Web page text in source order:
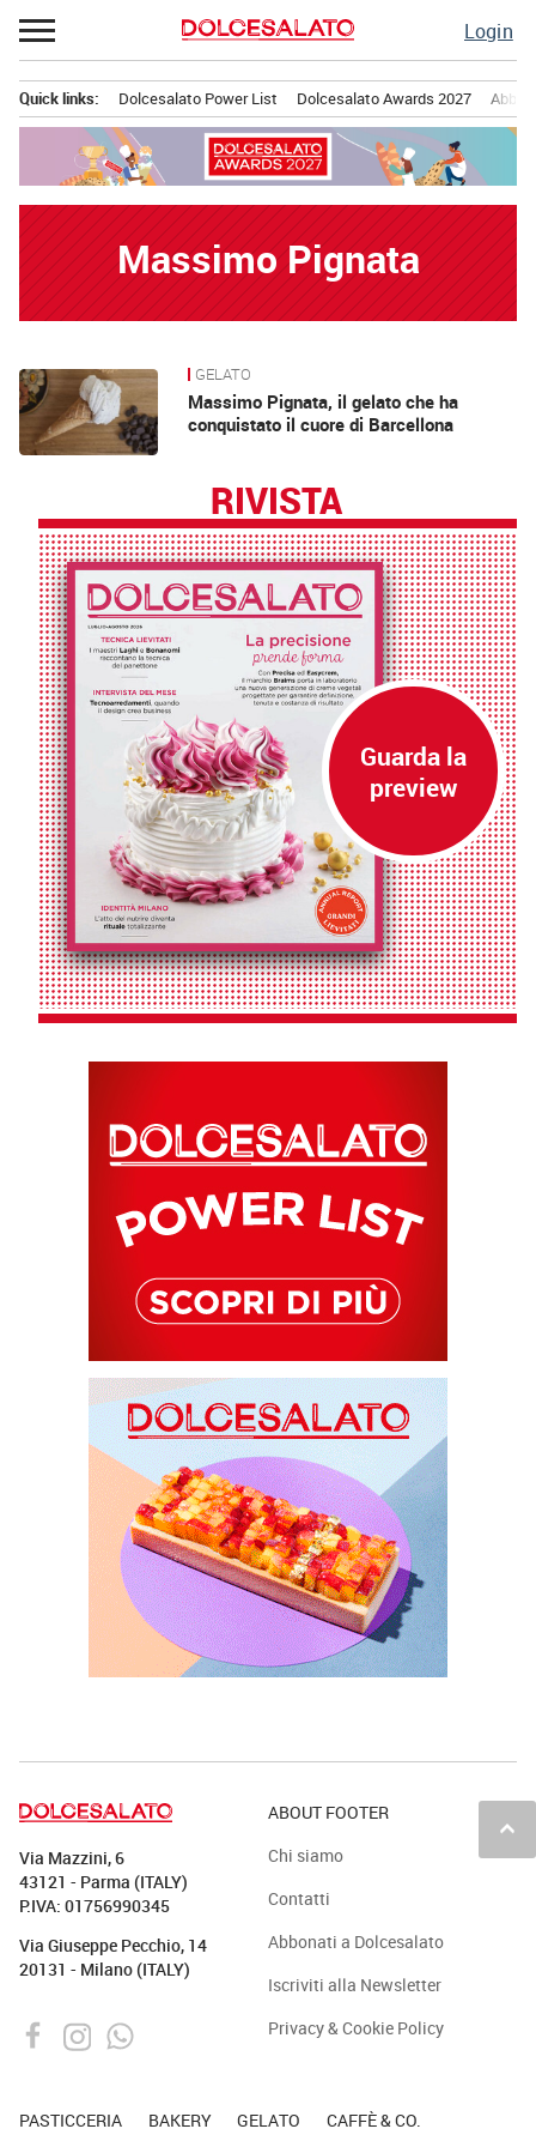
Passa
al
Login
principale
Quick links: Dolcesalato Power List Dolcesalato Awards 2027
Massimo Pignata
News GELATO
Massimo Pignata, il gelato che ha
conquistato il cuore di Barcellona
RIVISTA
keyboard_arrow_up
Via Mazzini, 6
43121 - Parma (ITALY)
P.IVA: 01756990345
Via Giuseppe Pecchio, 14
20131 - Milano (ITALY)
ABOUT FOOTER
Chi siamo
Contatti
Abbonati a Dolcesalato
Iscriviti alla Newsletter
Privacy & Cookie Policy
PASTICCERIA BAKERY GELATO CAFFÈ & CO.